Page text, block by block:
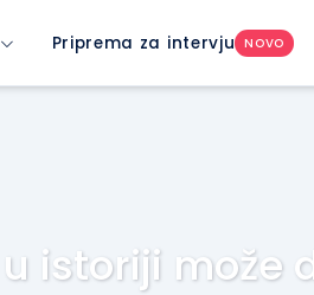
Priprema za intervju NOVO
istoriji može